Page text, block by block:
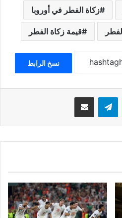
زكاة الفطر في أوروبا
قيمة زكاة الفطر
نسخ الرابط
واتساب تيلقرام مشاركة عبر البريد